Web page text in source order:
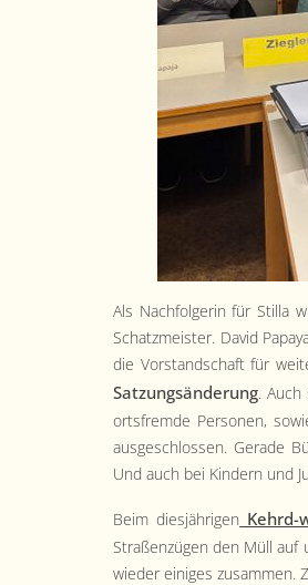
Als Nach­fol­gerin für Stil­la
Schatzmeis­ter. David
die Vor­stand­schaft für
Satzungsän­derung.
orts­fremde Per­so­n­en,
aus­geschlossen. Ger­ade
Und auch bei Kindern und
Beim diesjähri­gen Kehrd-
Straßen­zü­gen den Müll auf
wieder einiges zusam­men.